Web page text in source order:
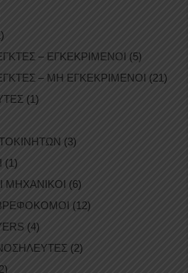
– ΕΓΚΕΚΡΙΜΕΝΟΙ (5)
– ΜΗ ΕΓΚΕΚΡΙΜΕΝΟΙ (21)
(1)
(3)
(1)
(6)
(12)
(4)
(2)